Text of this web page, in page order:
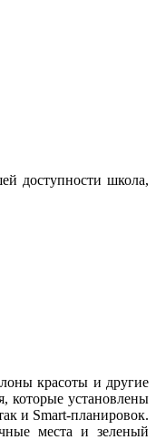
доступности школа,
красоты и другие
которые установлены
и Smart-планировок.
места и зеленый